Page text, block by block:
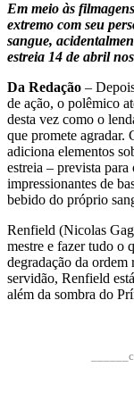
Em meio às
extremo com seu
sangue,
estreia 14 de abril
Da Redação –
de ação, o polêmico
desta vez como o
que promete agradar.
adiciona elementos
estreia – prevista
impressionantes de
bebido do próprio
Renfield (Nicolas
mestre e fazer tudo o
degradação da ordem
servidão, Renfield
além da sombra do